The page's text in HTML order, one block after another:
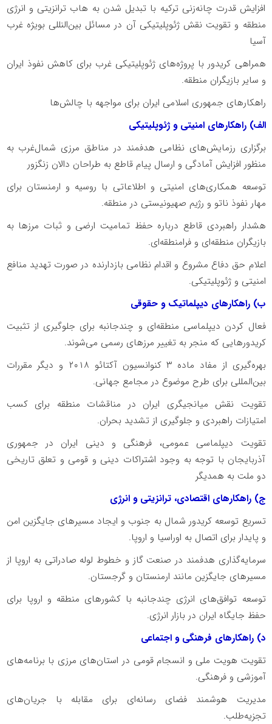
افزایش قدرت چانه‌زنی ترکیه با تبدیل شدن به هاب ترانزیتی و انرژی
منطقه و تقویت نقش ژئوپلیتیکی آن در مسائل بین‌النللی بویژه غرب
آسیا
همراهی کریدور با پروژه‌های ژئوپلیتیکی غرب برای کاهش نفوذ ایران
و سایر بازیگران منطقه.
راهکارهای جمهوری اسلامی ایران برای مواجهه با چالش‌ها
الف) راهکارهای امنیتی و ژئوپلیتیکی
برگزاری رزمایش‌های نظامی هدفمند در مناطق مرزی شمال‌غرب به
منظور افزایش آمادگی و ارسال پیام قاطع به طراحان دالان زنگزور
توسعه همکاری‌های امنیتی و اطلاعاتی با روسیه و ارمنستان برای
مهار نفوذ ناتو و رژیم صهیونیستی در منطقه.
هشدار راهبردی قاطع درباره حفظ تمامیت ارضی و ثبات مرزها به
بازیگران منطقه‌ای و فرامنطقه‌ای.
اعلام حق دفاع مشروع و اقدام نظامی بازدارنده در صورت تهدید منافع
امنیتی و ژئوپلیتیکی.
ب) راهکارهای دیپلماتیک و حقوقی
فعال کردن دیپلماسی منطقه‌ای و چندجانبه برای جلوگیری از تثبیت
کریدورهایی که منجر به تغییر مرزهای رسمی می‌شوند.
بهره‌گیری از مفاد ماده ۳ کنوانسیون آکتائو ۲۰۱۸ و دیگر مقررات
بین‌المللی برای طرح موضوع در مجامع جهانی.
تقویت نقش میانجیگری ایران در مناقشات منطقه برای کسب
امتیازات راهبردی و جلوگیری از تشدید بحران.
تقویت دیپلماسی عمومی، فرهنگی و دینی ایران در جمهوری
آذربایجان با توجه به وجود اشتراکات دینی و قومی و تعلق تاریخی
دو ملت به همدیگر
ج) راهکارهای اقتصادی، ترانزیتی و انرژی
تسریع توسعه کریدور شمال به جنوب و ایجاد مسیرهای جایگزین امن
و پایدار برای اتصال به اوراسیا و اروپا.
سرمایه‌گذاری هدفمند در صنعت گاز و خطوط لوله صادراتی به اروپا از
مسیرهای جایگزین مانند ارمنستان و گرجستان.
توسعه توافق‌های انرژی چندجانبه با کشورهای منطقه و اروپا برای
حفظ جایگاه ایران در بازار انرژی.
د) راهکارهای فرهنگی و اجتماعی
تقویت هویت ملی و انسجام قومی در استان‌های مرزی با برنامه‌های
آموزشی و فرهنگی.
مدیریت هوشمند فضای رسانه‌ای برای مقابله با جریان‌های
تجزیه‌طلب.